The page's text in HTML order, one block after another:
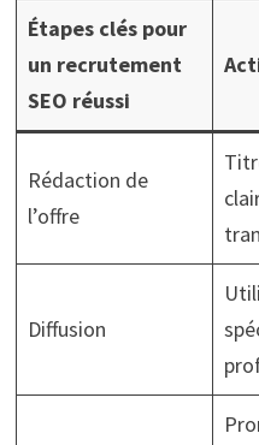
Étapes clés pour
un recrutement
SEO réussi
Rédaction de
l’offre
Diffusion